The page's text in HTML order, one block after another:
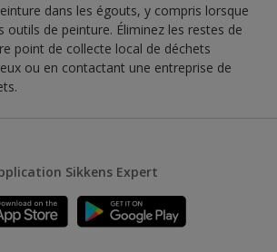
dans les égouts, y compris lorsque
outils de peinture. Éliminez les restes de
point de collecte local de déchets
ou en contactant une entreprise de
Sikkens Expert